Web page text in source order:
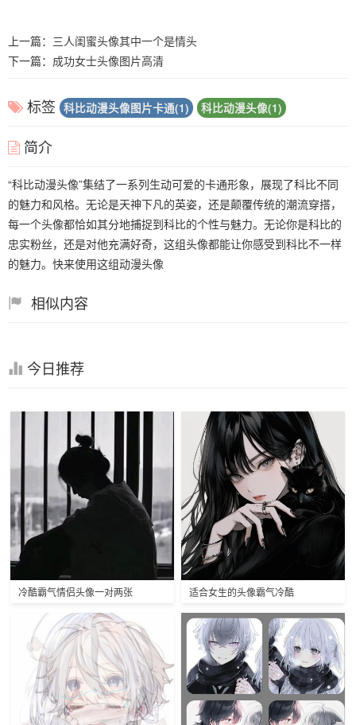
上一篇： 三人闺蜜头像其中一个是情头
下一篇： 成功女士头像图片高清
标签 科比动漫头像图片卡通(1) 科比动漫头像(1)
简介
“科比动漫头像”集结了一系列生动可爱的卡通形象，展现了科比不同
的魅力和风格。无论是天神下凡的英姿，还是颠覆传统的潮流穿搭，
每一个头像都恰如其分地捕捉到科比的个性与魅力。无论你是科比的
忠实粉丝，还是对他充满好奇，这组头像都能让你感受到科比不一样
的魅力。快来使用这组动漫头像
相似内容
今日推荐
冷酷霸气情侣头像一对两张 适合女生的头像霸气冷酷